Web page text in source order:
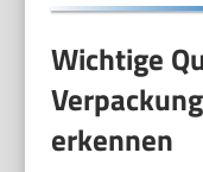
Wichtige
erkennen